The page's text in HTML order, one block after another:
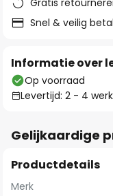
Gratis
Snel & veilig
Informatie over
Op voorraad
Levertijd: 2 - 4
Gelijkaardige
Productdetails
Merk